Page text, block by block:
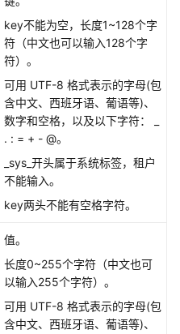
key不能为空，长度1~128个字
符（中文也可以输入128个字
符）。
可用 UTF-8 格式表示的字母(包
含中文、西班牙语、葡语等)、
数字和空格，以及以下字符： _
. : = + - @。
_sys_开头属于系统标签，租户
不能输入。
key两头不能有空格字符。
值。
长度0~255个字符（中文也可
以输入255个字符）。
可用 UTF-8 格式表示的字母(包
含中文、西班牙语、葡语等)、